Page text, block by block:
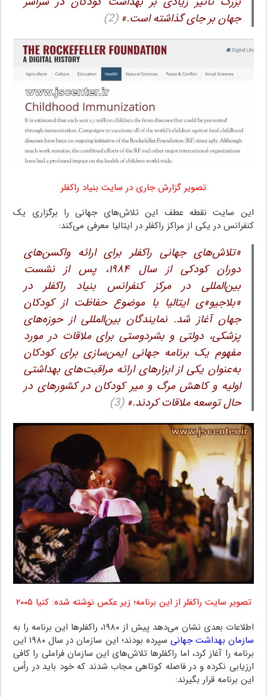
جهان بر جای گذاشته است.» (2)
تصویر گزارش جاری در سایت بنیاد راکفلر
این سایت نقطه عطف این تلاش‌های جهانی را برگزاری یک
کنفرانس در یکی از مراکز راکفلر در ایتالیا معرفی می‌کند:
«تلاش‌های جهانی راکفلر برای ارائه واکسن‌های
دوران کودکی از سال ۱۹۸۴، پس از نشست
بین‌المللی در مرکز کنفرانس بنیاد راکفلر در
«بلاجیو»ی ایتالیا با موضوع حفاظت از کودکان
جهان آغاز شد. نمایندگان بین‌المللی از حوزه‌های
پزشکی، دولتی و بشردوستی برای ملاقات در مورد
مفهوم یک برنامه جهانی ایمن‌سازی برای کودکان
به‌عنوان یکی از ابزارهای ارائه مراقبت‌های بهداشتی
اولیه و کاهش مرگ و میر کودکان در کشورهای در
حال توسعه ملاقات کردند.» (3)
تصویر سایت راکفلر از این برنامه؛ زیر عکس نوشته شده: کنیا ۲۰۰۵
اطلاعات بعدی نشان می‌دهد پیش از ۱۹۸۰، راکفلرها این برنامه را به
سازمان بهداشت جهانی
سپرده بودند؛ این سازمان در سال ۱۹۸۰ این
برنامه را آغاز کرد، اما راکفلرها تلاش‌های این سازمان فراملی را کافی
ارزیابی نکرده و در فاصله کوتاهی مجاب شدند که خود باید در رأس
این برنامه قرار بگیرند: